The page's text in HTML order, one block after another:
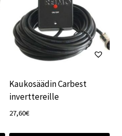
Kaukosäädin Carbest
inverttereille
27,60€